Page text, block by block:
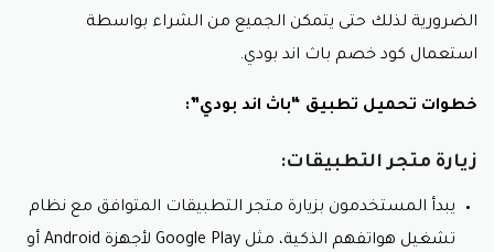
الضرورية لذلك حتى يتمكن الجميع من الشراء بواسطة
استعمال كود خصم باث اند بودي.
خطوات تحميل تطبيق “باث اند بودي”:
زيارة متجر التطبيقات:
يبدأ المستخدمون بزيارة متجر التطبيقات المتوافق مع نظام
تشغيل هواتفهم الذكية، مثل Google Play لأجهزة Android أو